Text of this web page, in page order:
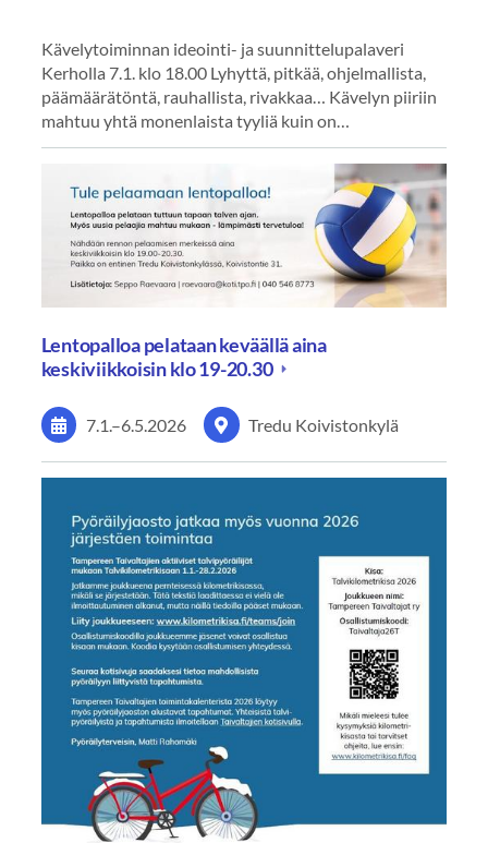
Kävelytoiminnan ideointi- ja suunnittelupalaveri
Kerholla 7.1. klo 18.00 Lyhyttä, pitkää, ohjelmallista,
päämäärätöntä, rauhallista, rivakkaa… Kävelyn piiriin
mahtuu yhtä monenlaista tyyliä kuin on…
Lentopalloa pelataan keväällä aina
keskiviikkoisin klo 19-20.30
7.1. –6.5.2026 Tredu Koivistonkylä